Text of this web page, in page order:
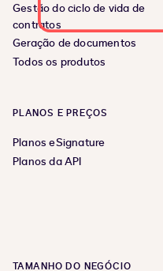
Gestão do ciclo de vida de
contratos
Geração de documentos
Todos os produtos
PLANOS E PREÇOS
Planos eSignature
Planos da API
TAMANHO DO NEGÓCIO